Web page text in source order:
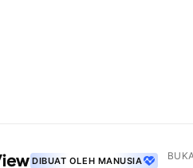
DIBUAT OLEH MANUSIA